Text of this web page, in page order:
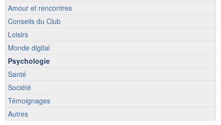
Amour et rencontres
Conseils du Club
Loisirs
Monde digital
Psychologie
Santé
Société
Témoignages
Autres